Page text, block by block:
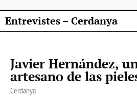
Entrevistes – Cerdanya
Javier Hernández,
artesano de las
Cerdanya